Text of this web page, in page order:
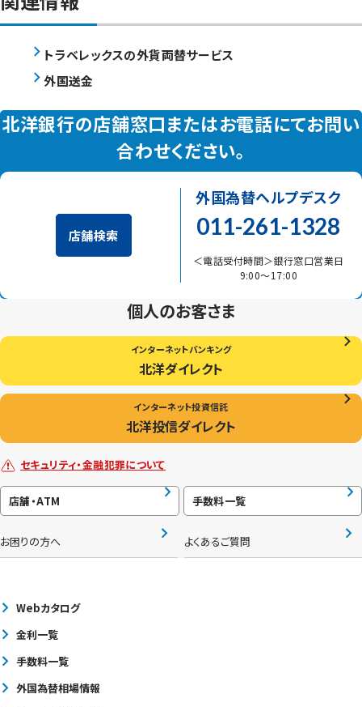
トラベレックスの外貨両替サービス
外国送金
北洋銀行の店舗窓口またはお電話にてお問い
合わせください。
店舗検索
外国為替ヘルプデスク
011-261-1328
＜電話受付時間＞銀行窓口営業日
9:00〜17:00
個人のお客さま
インターネットバンキング
北洋ダイレクト
インターネット投資信託
北洋投信ダイレクト
セキュリティ・金融犯罪について
店舗・ATM 手数料一覧
お困りの方へ よくあるご質問
Webカタログ
金利一覧
手数料一覧
外国為替相場情報